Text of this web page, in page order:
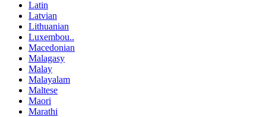
Latin
Latvian
Lithuanian
Luxembou..
Macedonian
Malagasy
Malay
Malayalam
Maltese
Maori
Marathi